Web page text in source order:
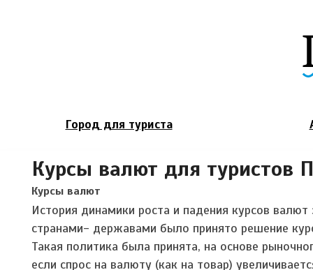
Город для туриста
Курсы валют для туристов
Курсы валют
История динамики роста и падения курсов
странами- державами было принято решение
Такая политика была принята, на основе
если спрос на валюту (как на товар)